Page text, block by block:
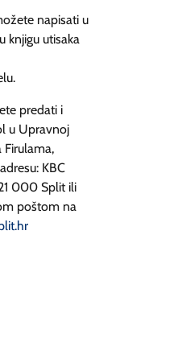
napisati u
knjigu utisaka
predati i
u Upravnoj
Firulama,
KBC
000 Split ili
poštom na